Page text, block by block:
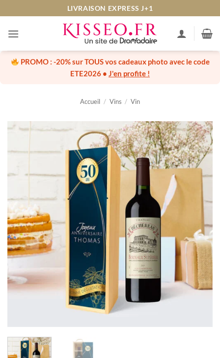
au
contenu
LIVRAISON EXPRESS J+1
PROMO : -20% sur TOUS vos cadeaux photo avec le code
ETE2026 • J'en profite !
Accueil / Vins / Vin